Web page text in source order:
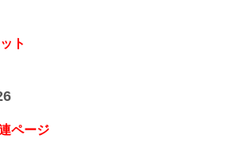
ト
ページ